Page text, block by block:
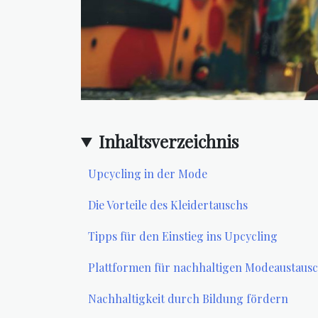
Inhaltsverzeichnis
Upcycling in der Mode
Die Vorteile des Kleidertauschs
Tipps für den Einstieg ins Upcycling
Plattformen für nachhaltigen
Nachhaltigkeit durch Bildung fördern